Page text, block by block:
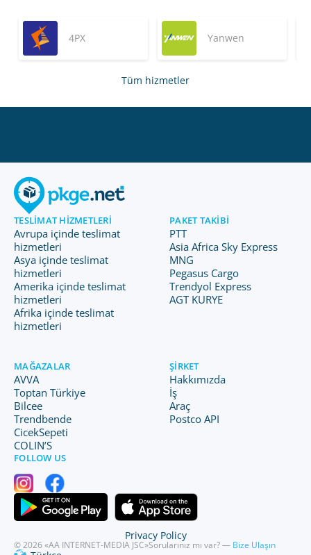
4PX Yanwen
Tüm hizmetler
TESLIMAT HIZMETLERI
Avrupa içinde teslimat
hizmetleri
Asya içinde teslimat
hizmetleri
Amerika içinde teslimat
hizmetleri
Afrika içinde teslimat
hizmetleri
PAKET TAKIBI
PTT
Asia Africa Sky Express
MNG
Pegasus Cargo
Trendyol Express
AGT KURYE
MAĞAZALAR
AVVA
Toptan Türkiye
Bilcee
Trendbende
CicekSepeti
COLIN’S
ŞIRKET
Hakkımızda
İş
Araç
Postco API
FOLLOW US
© 2026 «AA INTERNET-MEDIA JSC»Sorularınız mı var? — Bize Ulaşın
Privacy Policy